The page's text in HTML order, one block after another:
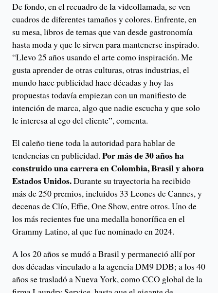
De fondo, en el recuadro de la videollamada, se ven
cuadros de diferentes tamaños y colores. Enfrente, en
su mesa, libros de temas que van desde gastronomía
hasta moda y que le sirven para mantenerse inspirado.
“Llevo 25 años usando el arte como inspiración. Me
gusta aprender de otras culturas, otras industrias, el
mundo hace publicidad hace décadas y hoy las
propuestas todavía empiezan con un manifiesto de
intención de marca, algo que nadie escucha y que solo
le interesa al ego del cliente”, comenta.
El caleño tiene toda la autoridad para hablar de
tendencias en publicidad. Por más de 30 años ha
construido una carrera en Colombia, Brasil y ahora
Estados Unidos.Durante su trayectoria ha recibido
más de 250 premios, incluidos 33 Leones de Cannes, y
decenas de Clío, Effie, One Show, entre otros. Uno de
los más recientes fue una medalla honorífica en el
Grammy Latino, al que fue nominado en 2024.
A los 20 años se mudó a Brasil y permaneció allí por
dos décadas vinculado a la agencia DM9 DDB; a los 40
años se trasladó a Nueva York, como CCO global de la